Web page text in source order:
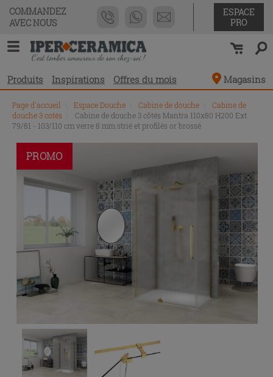
COMMANDEZ
AVEC NOUS
ESPACE
PRO
Produits Inspirations Offres du mois Magasins
Page d'accueil Espace Douche Cabine de douche
Cabine de
douche 3 cotés
Cabine de douche 3 côtés Mantra 110x80 H200 Ext
79/81 - 103/110 cm verre 8 mm strié et profilés or brossé
PROMO